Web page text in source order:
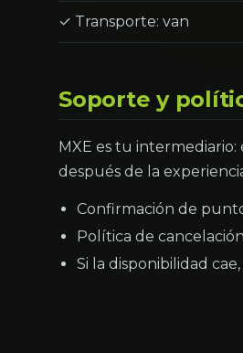
✓ Transporte: van
Soporte y
MXE es tu
después de la
Confirmación de
Política de
Si la disponibilidad